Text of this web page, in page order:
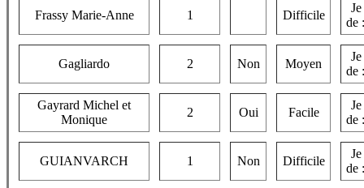
Frassy Marie-Anne 1 Difficile
de
Gagliardo 2 Non Moyen
de
Gayrard Michel et
Monique
2 Oui Facile
de
GUIANVARCH 1 Non Difficile
de